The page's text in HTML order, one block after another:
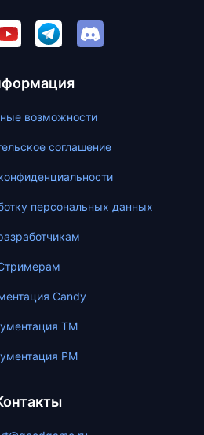
возможности
соглашение
персональных данных
Candy
ТМ
PM